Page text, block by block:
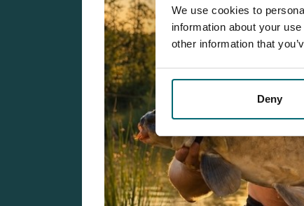
We use cookies to
information about your
other information that
Deny